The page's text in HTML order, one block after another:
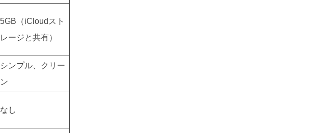
5GB（iCloudスト
レージと共有）
シンプル、クリー
ン
なし